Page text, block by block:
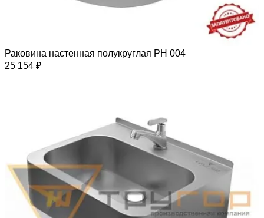
Раковина настенная полукруглая РН 004
25 154 ₽